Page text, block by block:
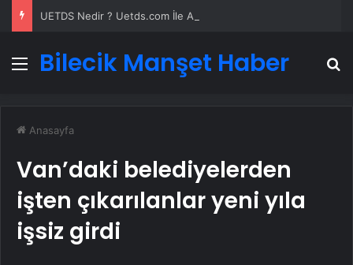
Menü
Bilecik Manşet Haber
Anasayfa
Van’daki belediyelerden
işten çıkarılanlar yeni yıla
işsiz girdi